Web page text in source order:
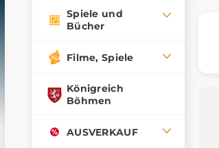
Spiele und
Bücher
Filme, Spiele
Königreich
Böhmen
AUSVERKAUF